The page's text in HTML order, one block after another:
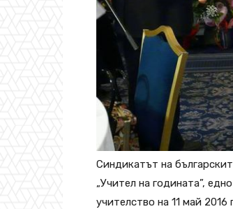
Синдикатът на
„Учител на годината”,
учителство на 11 май